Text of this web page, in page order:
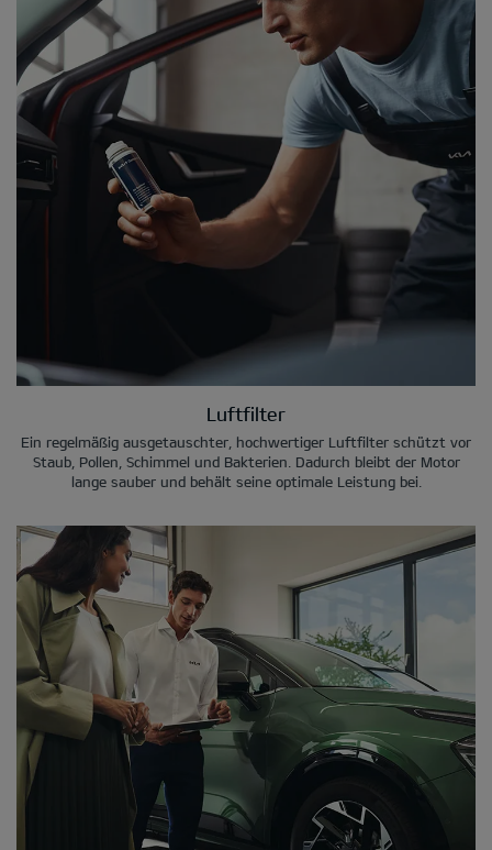
Luftfilter
Ein regelmäßig ausgetauschter, hochwertiger Luftfilter schützt vor
Staub, Pollen, Schimmel und Bakterien. Dadurch bleibt der Motor
lange sauber und behält seine optimale Leistung bei.